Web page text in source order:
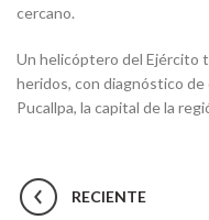
cercano.
Un helicóptero del Ejército
heridos, con diagnóstico de
Pucallpa, la capital de la
RECIENTE